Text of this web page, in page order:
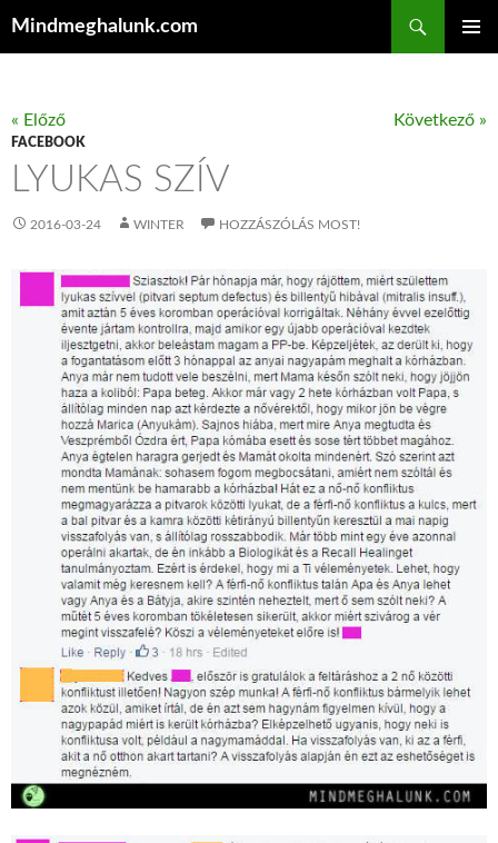
Mindmeghalunk.com
« Előző Következő »
FACEBOOK
LYUKAS SZÍV
2016-03-24 WINTER HOZZÁSZÓLÁS MOST!